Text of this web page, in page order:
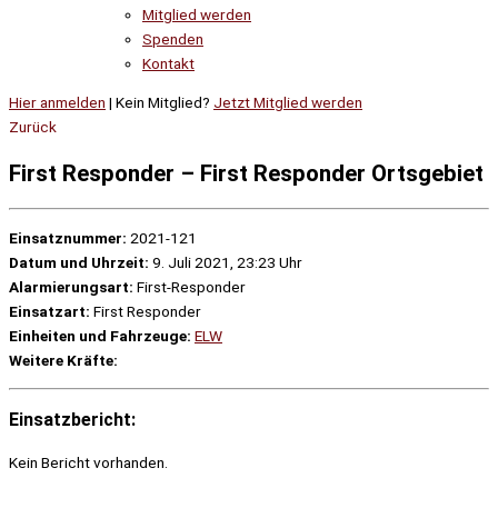
Mitglied werden
Spenden
Kontakt
Hier anmelden | Kein Mitglied? Jetzt Mitglied werden
Zurück
First Responder – First Responder Ortsgebiet
Einsatznummer: 2021-121
Datum und Uhrzeit: 9. Juli 2021, 23:23 Uhr
Alarmierungsart: First-Responder
Einsatzart: First Responder
Einheiten und Fahrzeuge: ELW
Weitere Kräfte:
Einsatzbericht:
Kein Bericht vorhanden.